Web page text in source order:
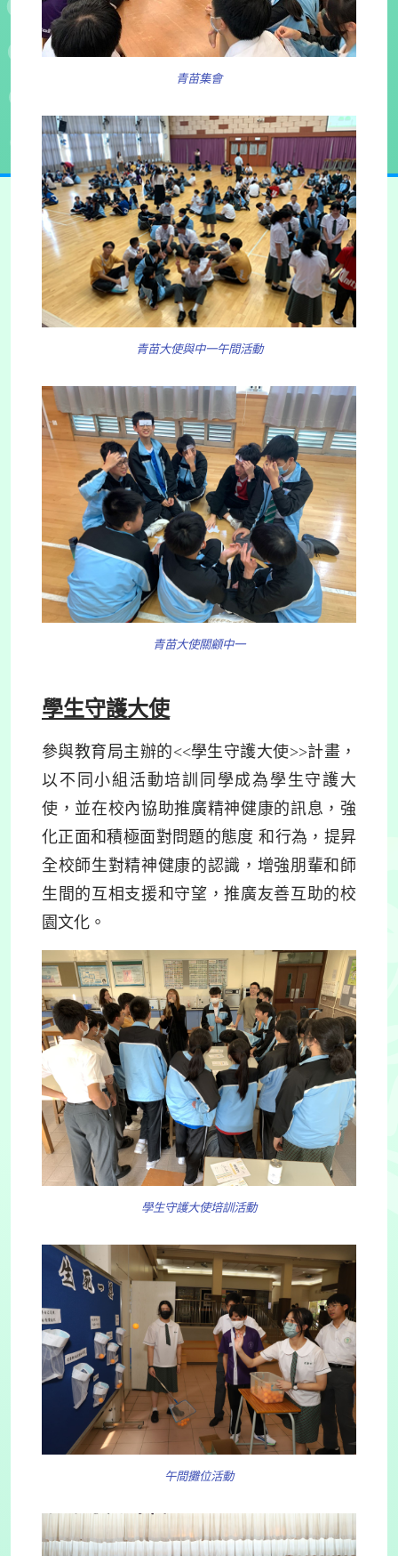
青苗集會
青苗大使與中一午間活動
青苗大使關顧中一
學生守護大使
參與教育局主辦的<<學生守護大使>>計畫，
以不同小組活動培訓同學成為學生守護大
使，並在校內協助推廣精神健康的訊息，強
化正面和積極面對問題的態度 和行為，提昇
全校師生對精神健康的認識，增強朋輩和師
生間的互相支援和守望，推廣友善互助的校
園文化。
學生守護大使培訓活動
午間攤位活動